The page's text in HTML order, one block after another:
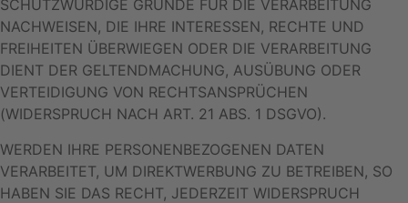
SCHUTZWÜRDIGE GRÜNDE FÜR DIE VERARBEITUNG
NACHWEISEN, DIE IHRE INTERESSEN, RECHTE UND
FREIHEITEN ÜBERWIEGEN ODER DIE VERARBEITUNG
DIENT DER GELTENDMACHUNG, AUSÜBUNG ODER
VERTEIDIGUNG VON RECHTSANSPRÜCHEN
(WIDERSPRUCH NACH ART. 21 ABS. 1 DSGVO).
WERDEN IHRE PERSONENBEZOGENEN DATEN
VERARBEITET, UM DIREKTWERBUNG ZU BETREIBEN, SO
HABEN SIE DAS RECHT, JEDERZEIT WIDERSPRUCH